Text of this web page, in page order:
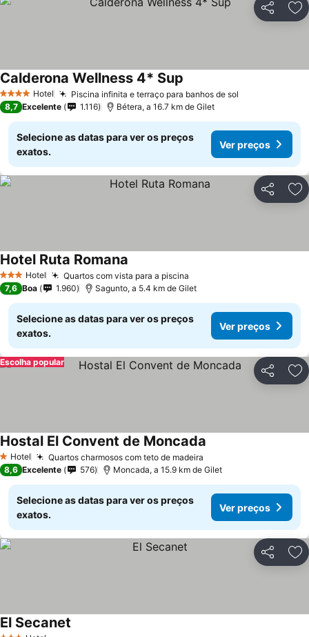
Partilhar
4 EstrelasHotel Piscina infinita e terraço para banhos de sol
Calderona Wellness 4* Sup
8,7 Excelente 1.116 Bétera, a 16.7 km de Gilet
Selecione as datas para ver os preços
exatos.
Ver preços
Partilhar
3 EstrelasHotel Quartos com vista para a piscina
Hotel Ruta Romana
7,6 Boa 1.960 Sagunto, a 5.4 km de Gilet
Selecione as datas para ver os preços
exatos.
Ver preços
Partilhar
Escolha popular
1 Estrelas
Hotel Quartos charmosos com teto de madeira
Hostal El Convent de Moncada
8,6 Excelente 576 Moncada, a 15.9 km de Gilet
Selecione as datas para ver os preços
exatos.
Ver preços
Partilhar
El Secanet